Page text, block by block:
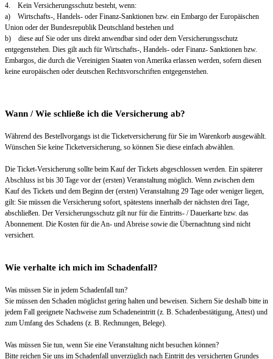
4. Kein Versicherungsschutz besteht, wenn:
a) Wirtschafts-, Handels- oder Finanz-Sanktionen bzw. ein Embargo der Europäischen
Union oder der Bundesrepublik Deutschland bestehen und
b) diese auf Sie oder uns direkt anwendbar sind oder dem Versicherungsschutz
entgegenstehen. Dies gilt auch für Wirtschafts-, Handels- oder Finanz- Sanktionen bzw.
Embargos, die durch die Vereinigten Staaten von Amerika erlassen werden, sofern diesen
keine europäischen oder deutschen Rechtsvorschriften entgegenstehen.
Wann / Wie schließe ich die Versicherung ab?
Während des Bestellvorgangs ist die Ticketversicherung für Sie im Warenkorb ausgewählt.
Wünschen Sie keine Ticketversicherung, so können Sie diese einfach abwählen.
Die Ticket-Versicherung sollte beim Kauf der Tickets abgeschlossen werden. Ein späterer
Abschluss ist bis 30 Tage vor der (ersten) Veranstaltung möglich. Wenn zwischen dem
Kauf des Tickets und dem Beginn der (ersten) Veranstaltung 29 Tage oder weniger liegen,
gilt: Sie müssen die Versicherung sofort, spätestens innerhalb der nächsten drei Tage,
abschließen. Der Versicherungsschutz gilt nur für die Eintritts- / Dauerkarte bzw. das
Abonnement. Die Kosten für die An- und Abreise sowie die Übernachtung sind nicht
versichert.
Wie verhalte ich mich im Schadenfall?
Was müssen Sie in jedem Schadenfall tun?
Sie müssen den Schaden möglichst gering halten und beweisen. Sichern Sie deshalb bitte in
jedem Fall geeignete Nachweise zum Schadeneintritt (z. B. Schadenbestätigung, Attest) und
zum Umfang des Schadens (z. B. Rechnungen, Belege).
Was müssen Sie tun, wenn Sie eine Veranstaltung nicht besuchen können?
Bitte reichen Sie uns im Schadenfall unverzüglich nach Eintritt des versicherten Grundes